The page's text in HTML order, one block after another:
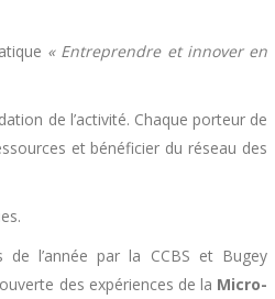
« Entreprendre et innover en
de l’activité. Chaque porteur de
et bénéficier du réseau des
l’année par la CCBS et Bugey
des expériences de la Micro-